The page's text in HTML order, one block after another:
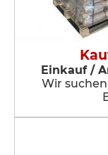
Einkauf /
Wir